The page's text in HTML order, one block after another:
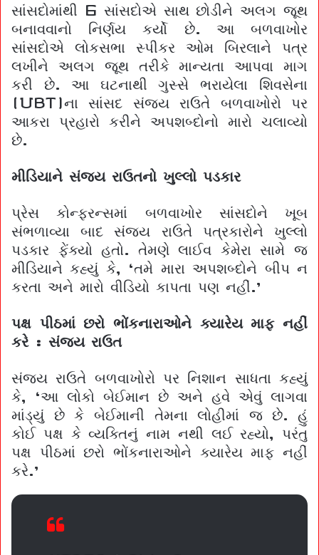
સાંસદોમાંથી 6 સાંસદોએ સાથ છોડીને અલગ જૂથ
બનાવવાનો નિર્ણય કર્યો છે. આ બળવાખોર
સાંસદોએ લોકસભા સ્પીકર ઓમ બિરલાને પત્ર
લખીને અલગ જૂથ તરીકે માન્યતા આપવા માગ
કરી છે. આ ઘટનાથી ગુસ્સે ભરાયેલા શિવસેના
(UBT)ના સાંસદ સંજય રાઉતે બળવાખોરો પર
આકરા પ્રહારો કરીને અપશબ્દોનો મારો ચલાવ્યો
છે.
મીડિયાને સંજય રાઉતનો ખુલ્લો પડકાર
પ્રેસ કોન્ફરન્સમાં બળવાખોર સાંસદોને ખૂબ
સંભળાવ્યા બાદ સંજય રાઉતે પત્રકારોને ખુલ્લો
પડકાર ફેંક્યો હતો. તેમણે લાઈવ કેમેરા સામે જ
મીડિયાને કહ્યું કે, ‘તમે મારા અપશબ્દોને બીપ ન
કરતા અને મારો વીડિયો કાપતા પણ નહીં.’
પક્ષ પીઠમાં છરો ભોંકનારાઓને ક્યારેય માફ નહીં
કરે : સંજય રાઉત
સંજય રાઉતે બળવાખોરો પર નિશાન સાધતા કહ્યું
કે, ‘આ લોકો બેઈમાન છે અને હવે એવું લાગવા
માંડ્યું છે કે બેઈમાની તેમના લોહીમાં જ છે. હું
કોઈ પક્ષ કે વ્યક્તિનું નામ નથી લઈ રહ્યો, પરંતુ
પક્ષ પીઠમાં છરો ભોંકનારાઓને ક્યારેય માફ નહીં
કરે.’